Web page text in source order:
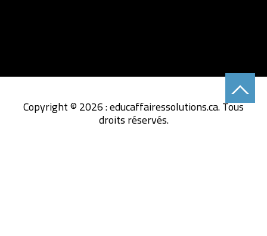
Copyright © 2026 : educaffairessolutions.ca. Tous
droits réservés.